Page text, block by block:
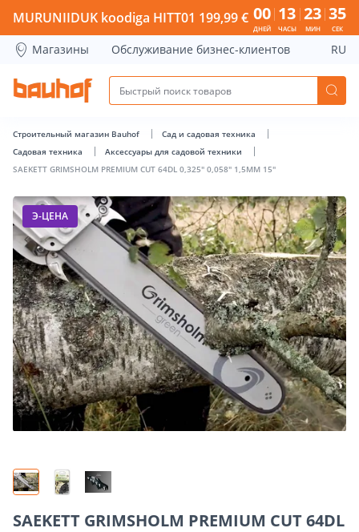
SAEKETT GRIMSHOLM PREMIUM CUT 64DL 0,325&quot;
MURUNIIDUK koodiga HITT01 199,99 € 00
ДНЕЙ
13
ЧАСЫ
23
МИН
34
СЕК
Магазины Обслуживание бизнес-клиентов RU
Строительный магазин Bauhof
Сад и садовая техника
Садовая техника
Аксессуары для садовой техники
SAEKETT GRIMSHOLM PREMIUM CUT 64DL 0,325" 0,058" 1,5MM 15"
Э-ЦЕНА
SAEKETT GRIMSHOLM PREMIUM CUT 64DL